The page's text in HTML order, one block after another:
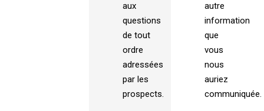
aux
questions
de tout
ordre
adressées
par les
prospects.
autre
information
que
vous
nous
auriez
communiquée.